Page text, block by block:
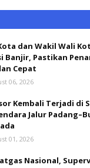
dan Wakil Wali
Banjir, Pastikan
Cepat
06, 2026
Kembali Terjadi di
Jalur
01, 2026
Nasional,